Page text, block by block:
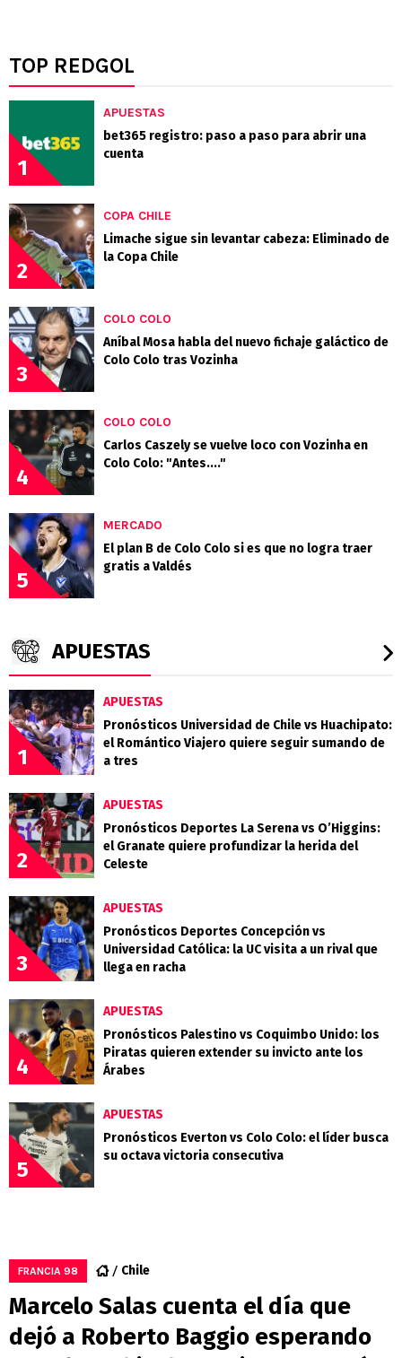
TOP REDGOL
1
APUESTAS
bet365 registro: paso a paso para abrir una
cuenta
2
COPA CHILE
Limache sigue sin levantar cabeza: Eliminado de
la Copa Chile
3
COLO COLO
Aníbal Mosa habla del nuevo fichaje galáctico de
Colo Colo tras Vozinha
4
COLO COLO
Carlos Caszely se vuelve loco con Vozinha en
Colo Colo: "Antes...."
5
MERCADO
El plan B de Colo Colo si es que no logra traer
gratis a Valdés
APUESTAS
1
APUESTAS
Pronósticos Universidad de Chile vs Huachipato:
el Romántico Viajero quiere seguir sumando de
a tres
2
APUESTAS
Pronósticos Deportes La Serena vs O’Higgins:
el Granate quiere profundizar la herida del
Celeste
3
APUESTAS
Pronósticos Deportes Concepción vs
Universidad Católica: la UC visita a un rival que
llega en racha
4
APUESTAS
Pronósticos Palestino vs Coquimbo Unido: los
Piratas quieren extender su invicto ante los
Árabes
5
APUESTAS
Pronósticos Everton vs Colo Colo: el líder busca
su octava victoria consecutiva
FRANCIA 98 Chile
Marcelo Salas cuenta el día que
dejó a Roberto Baggio esperando